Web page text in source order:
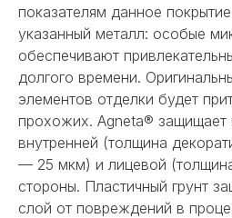
показателям данное
указанный металл: особые
обеспечивают
долгого времени.
элементов отделки будет
прохожих. Agneta® защищает
внутренней (толщина
— 25 мкм) и лицевой
стороны. Пластичный грунт
слой от повреждений в